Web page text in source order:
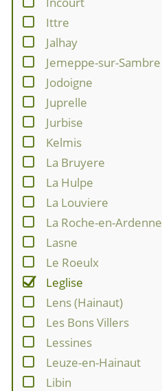
Ittre
Jalhay
Jemeppe-sur-Sambre
Jodoigne
Juprelle
Jurbise
Kelmis
La Bruyere
La Hulpe
La Louviere
La Roche-en-Ardenne
Lasne
Le Roeulx
Leglise
Lens (Hainaut)
Les Bons Villers
Lessines
Leuze-en-Hainaut
Libin